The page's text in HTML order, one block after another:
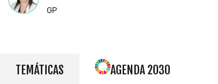
GP
TEMÁTICAS AGENDA 2030